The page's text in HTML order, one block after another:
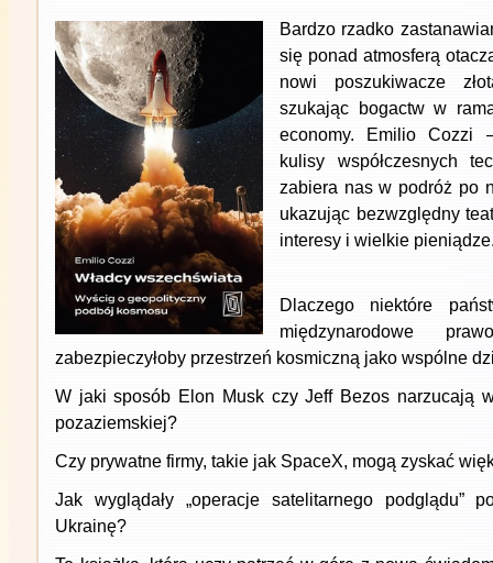
Bardzo rzadko
się ponad atmosferą
nowi poszukiwacze
szukając bogactw w
economy. Emilio Cozzi
kulisy współczesnych
zabiera nas w podróż po
ukazując bezwzględny
interesy i wielkie
Dlaczego niektóre
międzynarodowe
zabezpieczyłoby przestrzeń kosmiczną jako wspólne
W jaki sposób Elon Musk czy Jeff Bezos narzucają
pozaziemskiej?
Czy prywatne firmy, takie jak SpaceX, mogą zyskać
Jak wyglądały „operacje satelitarnego podglądu”
Ukrainę?